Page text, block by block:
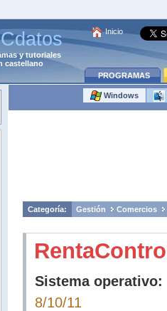
ytutoriales
castellano
Inicio
PROGRAMAS
Windows
Categoría: Gestión Comercios
Sistema operativo:
8/10/11